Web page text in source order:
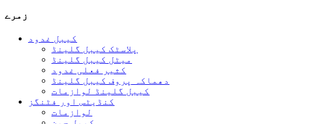
زمرے
کیبل غدود
پلاسٹک کیبل گلینڈ
میٹل کیبل گلینڈ
کثیر فعلی غدود
دھماکہ پروف کیبل گلینڈ
کیبل گلینڈ لوازمات
کنڈیٹس اور فٹنگز
لوازمات